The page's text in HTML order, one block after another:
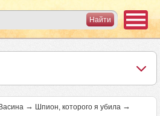
→ Шпион, которого я убила →